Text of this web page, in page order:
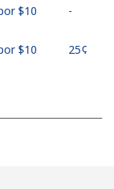
⁦$10⁩ -
⁦$10⁩ ⁦25¢⁩
⁦$10⁩